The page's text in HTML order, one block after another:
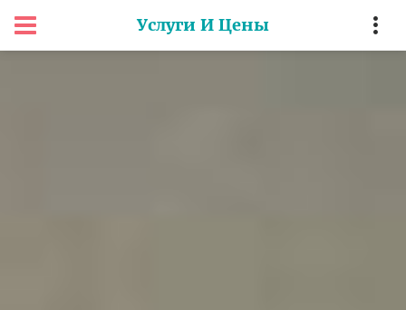
Услуги И Цены